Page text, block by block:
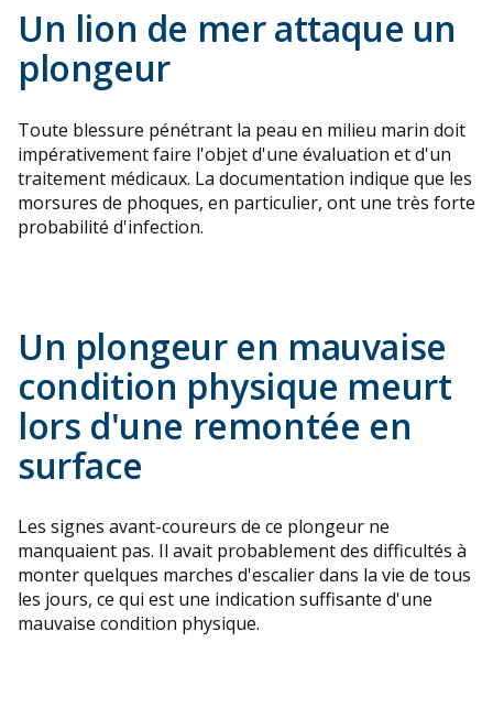
Un lion de mer attaque un
plongeur
Toute blessure pénétrant la peau en milieu marin doit
impérativement faire l'objet d'une évaluation et d'un
traitement médicaux. La documentation indique que les
morsures de phoques, en particulier, ont une très forte
probabilité d'infection.
Un plongeur en mauvaise
condition physique meurt
lors d'une remontée en
surface
Les signes avant-coureurs de ce plongeur ne
manquaient pas. Il avait probablement des difficultés à
monter quelques marches d'escalier dans la vie de tous
les jours, ce qui est une indication suffisante d'une
mauvaise condition physique.